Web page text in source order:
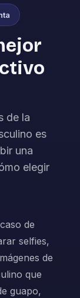
de la
es
una
elegir
de
selfies,
de
que
guapo,